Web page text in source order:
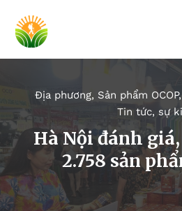
Địa phương, Sản phẩm OCOP,
Tin tức, sự
Hà Nội đánh
2.758 sản